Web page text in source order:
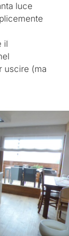
luce
il
uscire (ma